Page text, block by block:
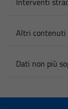
Altri contenuti
Dati non più